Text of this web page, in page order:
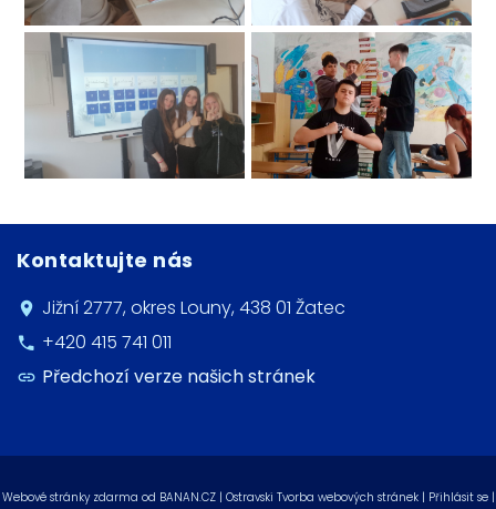
Kontaktujte nás
Jižní 2777, okres Louny, 438 01 Žatec
+420 415 741 011
Předchozí verze našich stránek
Webové stránky zdarma od BANAN.CZ| Ostravski Tvorba webových stránek | Přihlásit se |